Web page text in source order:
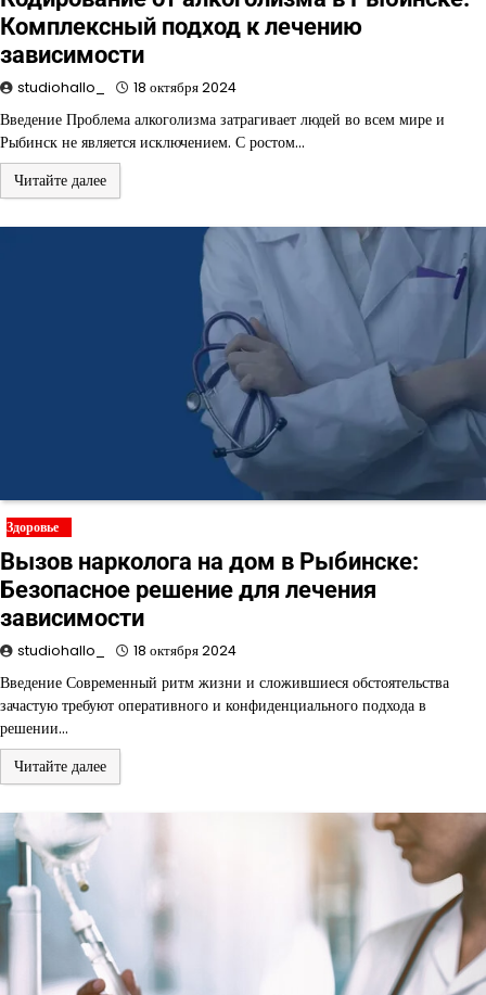
Комплексный подход к лечению
зависимости
studiohallo_ 18 октября 2024
Введение Проблема алкоголизма затрагивает людей во всем мире и
Рыбинск не является исключением. С ростом…
Читайте далее
Здоровье
Вызов нарколога на дом в Рыбинске:
Безопасное решение для лечения
зависимости
studiohallo_ 18 октября 2024
Введение Современный ритм жизни и сложившиеся обстоятельства
зачастую требуют оперативного и конфиденциального подхода в
решении…
Читайте далее